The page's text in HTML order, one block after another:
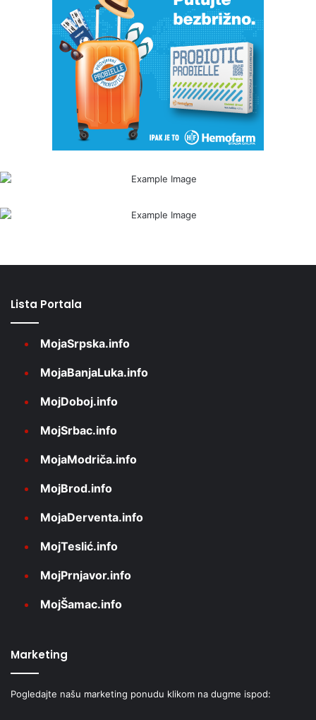
Lista Portala
MojaSrpska.info
MojaBanjaLuka.info
MojDoboj.info
MojSrbac.info
MojaModriča.info
MojBrod.info
MojaDerventa.info
MojTeslić.info
MojPrnjavor.info
MojŠamac.info
Marketing
Pogledajte našu marketing ponudu klikom na dugme ispod: